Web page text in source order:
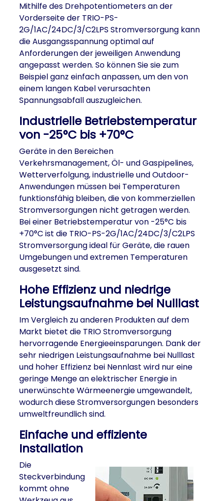
Mithilfe des Drehpotentiometers an der
Vorderseite der TRIO-PS-
2G/1AC/24DC/3/C2LPS Stromversorgung kann
die Ausgangsspannung optimal auf
Anforderungen der jeweiligen Anwendung
angepasst werden. So können Sie sie zum
Beispiel ganz einfach anpassen, um den von
einem langen Kabel verursachten
Spannungsabfall auszugleichen.
Industrielle Betriebstemperatur
von -25°C bis +70°C
Geräte in den Bereichen
Verkehrsmanagement, Öl- und Gaspipelines,
Wetterverfolgung, industrielle und Outdoor-
Anwendungen müssen bei Temperaturen
funktionsfähig bleiben, die von kommerziellen
Stromversorgungen nicht getragen werden.
Bei einer Betriebstemperatur von -25°C bis
+70°C ist die TRIO-PS-2G/1AC/24DC/3/C2LPS
Stromversorgung ideal für Geräte, die rauen
Umgebungen und extremen Temperaturen
ausgesetzt sind.
Hohe Effizienz und niedrige
Leistungsaufnahme bei Nulllast
Im Vergleich zu anderen Produkten auf dem
Markt bietet die TRIO Stromversorgung
hervorragende Energieeinsparungen. Dank der
sehr niedrigen Leistungsaufnahme bei Nulllast
und hoher Effizienz bei Nennlast wird nur eine
geringe Menge an elektrischer Energie in
unerwünschte Wärmeenergie umgewandelt,
wodurch diese Stromversorgungen besonders
umweltfreundlich sind.
Einfache und effiziente
Installation
Die
Steckverbindung
kommt ohne